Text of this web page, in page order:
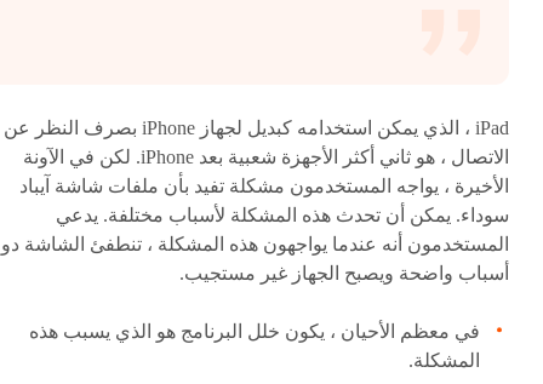
iPad ، الذي يمكن استخدامه كبديل لجهاز iPhone بصرف النظر عن
الاتصال ، هو ثاني أكثر الأجهزة شعبية بعد iPhone. لكن في الآونة
الأخيرة ، يواجه المستخدمون مشكلة تفيد بأن ملفات شاشة آيباد
سوداء. يمكن أن تحدث هذه المشكلة لأسباب مختلفة. يدعي
المستخدمون أنه عندما يواجهون هذه المشكلة ، تنطفئ الشاشة
أسباب واضحة ويصبح الجهاز غير مستجيب.
في معظم الأحيان ، يكون خلل البرنامج هو الذي يسبب هذه
المشكلة.